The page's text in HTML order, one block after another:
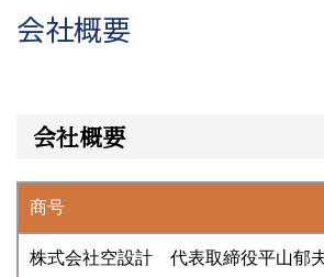
会社概要
会社概要
商号
株式会社空設計 代表取締役平山郁